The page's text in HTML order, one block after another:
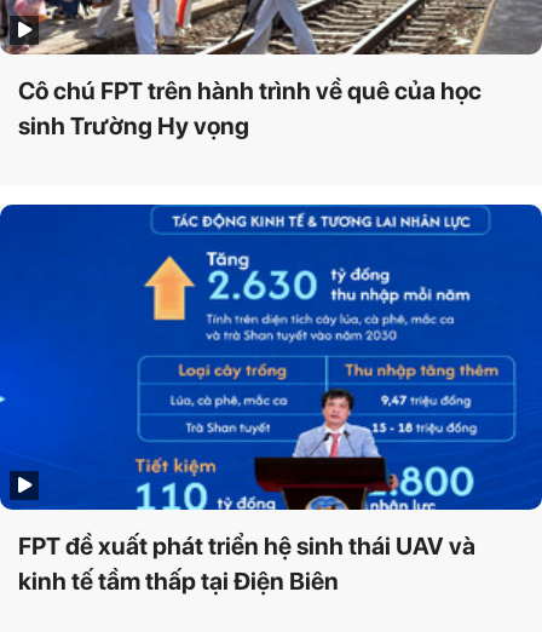
Cô chú FPT trên hành trình về quê của học
sinh Trường Hy vọng
FPT đề xuất phát triển hệ sinh thái UAV và
kinh tế tầm thấp tại Điện Biên